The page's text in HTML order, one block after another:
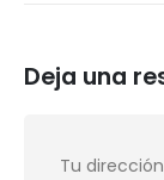
Deja una
Tu